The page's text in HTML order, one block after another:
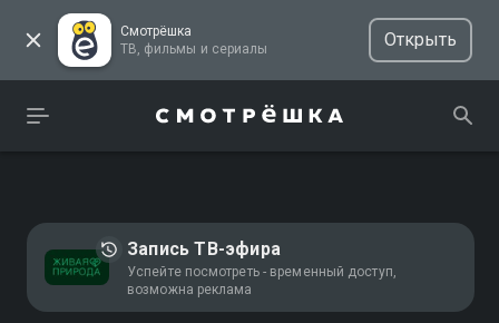
Смотрёшка
ТВ, фильмы и сериалы
Открыть
Запись ТВ-эфира
Успейте посмотреть - временный доступ,
возможна реклама